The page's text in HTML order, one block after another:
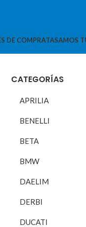
DE COMPRATASAMOS
CATEGORÍAS
APRILIA
BENELLI
BETA
BMW
DAELIM
DERBI
DUCATI